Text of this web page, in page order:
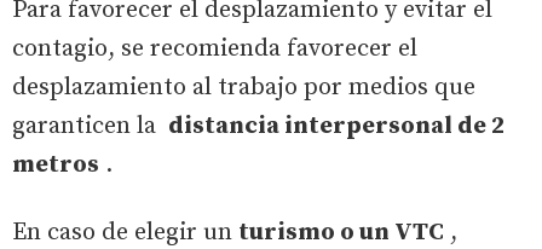
Para favorecer el desplazamiento y evitar el
contagio, se recomienda favorecer el
desplazamiento al trabajo por medios que
garanticen la distancia interpersonal de 2
metros .
En caso de elegir un turismo o un VTC ,